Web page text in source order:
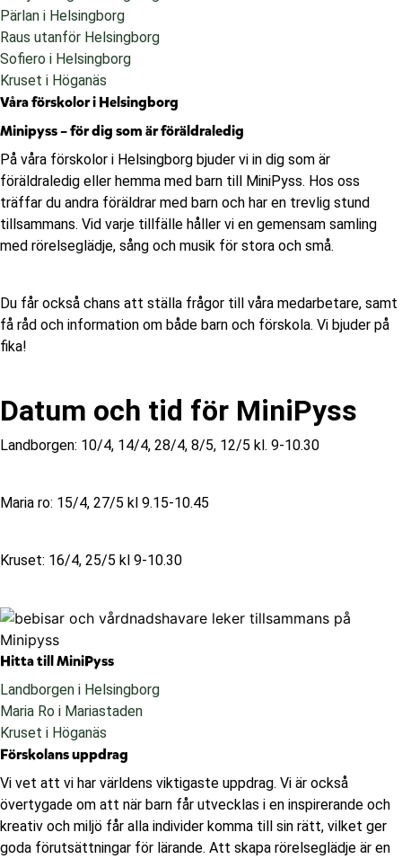
Pärlan i Helsingborg
Raus utanför Helsingborg
Sofiero i Helsingborg
Kruset i Höganäs
Våra förskolor i Helsingborg
Minipyss – för dig som är föräldraledig
På våra förskolor i Helsingborg bjuder vi in dig som är
föräldraledig eller hemma med barn till MiniPyss. Hos oss
träffar du andra föräldrar med barn och har en trevlig stund
tillsammans. Vid varje tillfälle håller vi en gemensam samling
med rörelseglädje, sång och musik för stora och små.
Du får också chans att ställa frågor till våra medarbetare, samt
få råd och information om både barn och förskola. Vi bjuder på
fika!
Datum och tid för MiniPyss
Landborgen: 10/4, 14/4, 28/4, 8/5, 12/5 kl. 9-10.30
Maria ro: 15/4, 27/5 kl 9.15-10.45
Kruset: 16/4, 25/5 kl 9-10.30
Hitta till MiniPyss
Landborgen i Helsingborg
Maria Ro i Mariastaden
Kruset i Höganäs
Förskolans uppdrag
Vi vet att vi har världens viktigaste uppdrag. Vi är också
övertygade om att när barn får utvecklas i en inspirerande och
kreativ och miljö får alla individer komma till sin rätt, vilket ger
goda förutsättningar för lärande. Att skapa rörelseglädje är en